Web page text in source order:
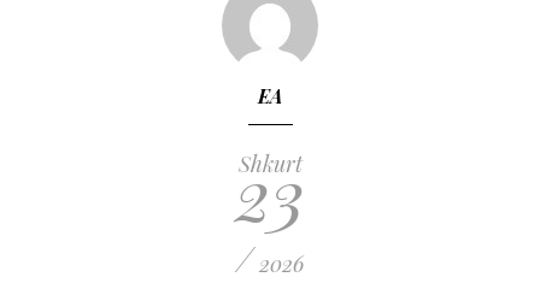
EA
Shkurt
23
/ 2026